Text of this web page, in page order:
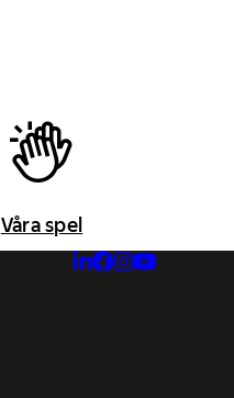
Våra spel